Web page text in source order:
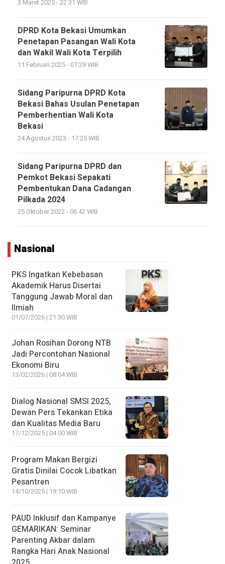
3 Maret 2025 - 22:31 WIB
DPRD Kota Bekasi Umumkan
Penetapan Pasangan Wali Kota
dan Wakil Wali Kota Terpilih
11 Februari 2025 - 07:29 WIB
Sidang Paripurna DPRD Kota
Bekasi Bahas Usulan Penetapan
Pemberhentian Wali Kota
Bekasi
24 Agustus 2023 - 17:25 WIB
Sidang Paripurna DPRD dan
Pemkot Bekasi Sepakati
Pembentukan Dana Cadangan
Pilkada 2024
25 Oktober 2022 - 06:42 WIB
Nasional
PKS Ingatkan Kebebasan
Akademik Harus Disertai
Tanggung Jawab Moral dan
Ilmiah
01/07/2026 | 21:30 WIB
Johan Rosihan Dorong NTB
Jadi Percontohan Nasional
Ekonomi Biru
13/02/2026 | 08:04 WIB
Dialog Nasional SMSI 2025,
Dewan Pers Tekankan Etika
dan Kualitas Media Baru
17/12/2025 | 04:00 WIB
Program Makan Bergizi
Gratis Dinilai Cocok Libatkan
Pesantren
14/10/2025 | 19:10 WIB
PAUD Inklusif dan Kampanye
GEMARIKAN: Seminar
Parenting Akbar dalam
Rangka Hari Anak Nasional